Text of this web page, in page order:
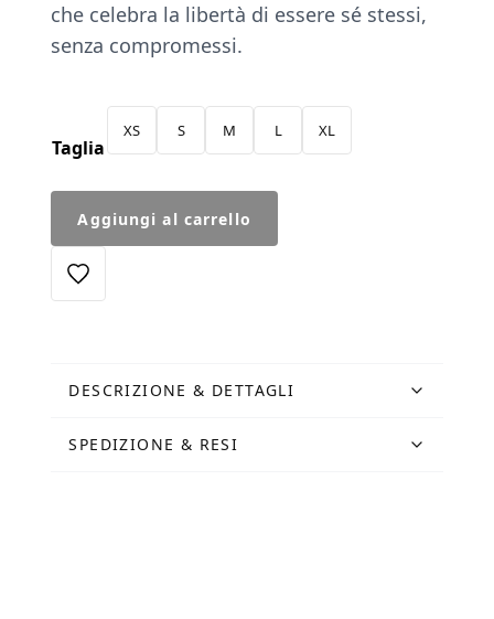
che celebra la libertà di essere sé stessi,
senza compromessi.
Taglia
XS S M L XL
T-
shirt
Vanity
URBS
Aggiungi al carrello
DESCRIZIONE & DETTAGLI
SPEDIZIONE & RESI